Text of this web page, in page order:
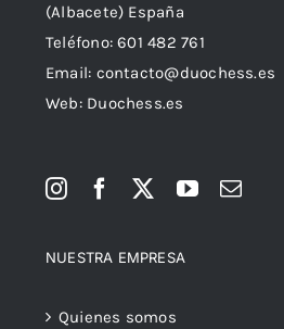
(Albacete) España
Teléfono:601 482 761
Email: contacto@duochess.es
Web: Duochess.es
NUESTRA EMPRESA
Quienes somos